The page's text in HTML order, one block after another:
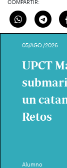
COMPARTIR:
05/AGO./2026
UPCT
un
Retos
Alumno